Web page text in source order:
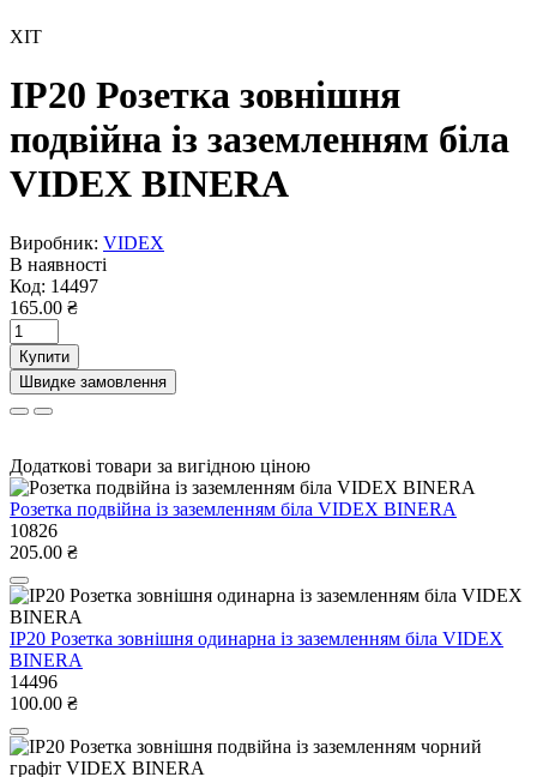
ХІТ
IP20 Розетка зовнішня
подвійна із заземленням біла
VIDEX BINERA
Виробник: VIDEX
В наявності
Код: 14497
165.00 ₴
Купити
Швидке замовлення
Додаткові товари за вигідною ціною
Розетка подвійна із заземленням біла VIDEX BINERA
10826
205.00 ₴
IP20 Розетка зовнішня одинарна із заземленням біла VIDEX
BINERA
14496
100.00 ₴